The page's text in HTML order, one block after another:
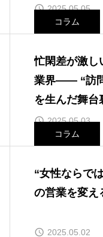
を実現するま
2025.05.05
コラム
忙閑差が激し
業界―― “訪
を生んだ舞台
🌱 2025.05.03
コラム
“女性ならで
の営業を変え
2025.05.02